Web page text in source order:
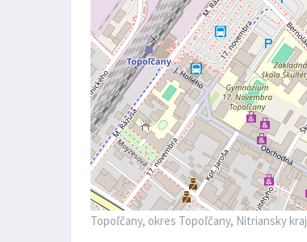
Topoľčany, okres Topoľčany, Nitriansky